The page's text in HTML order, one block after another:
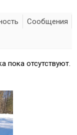
Сообщения
пока отсутствуют.